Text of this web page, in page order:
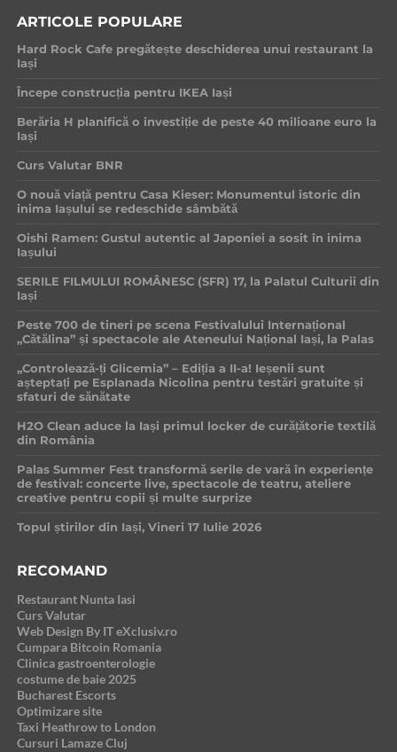
ARTICOLE POPULARE
Hard Rock Cafe pregătește deschiderea unui restaurant la
Iași
Începe construcția pentru IKEA Iași
Berăria H planifică o investiție de peste 40 milioane euro la
Iași
Curs Valutar BNR
O nouă viață pentru Casa Kieser: Monumentul istoric din
inima Iașului se redeschide sâmbătă
Oishi Ramen: Gustul autentic al Japoniei a sosit în inima
Iașului
SERILE FILMULUI ROMÂNESC (SFR) 17, la Palatul Culturii din
Iași
Peste 700 de tineri pe scena Festivalului Internațional
„Cătălina” și spectacole ale Ateneului Național Iași, la Palas
„Controlează-ți Glicemia” – Ediția a II-a! Ieșenii sunt
așteptați pe Esplanada Nicolina pentru testări gratuite și
sfaturi de sănătate
H2O Clean aduce la Iași primul locker de curățătorie textilă
din România
Palas Summer Fest transformă serile de vară în experiențe
de festival: concerte live, spectacole de teatru, ateliere
creative pentru copii și multe surprize
Topul știrilor din Iași, Vineri 17 Iulie 2026
RECOMAND
Restaurant Nunta Iasi
Curs Valutar
Web Design By IT eXclusiv.ro
Cumpara Bitcoin Romania
Clinica gastroenterologie
costume de baie 2025
Bucharest Escorts
Optimizare site
Taxi Heathrow to London
Cursuri Lamaze Cluj